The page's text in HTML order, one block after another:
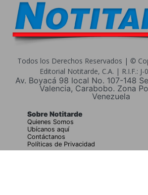
Todos los Derechos Reservados | ©
Editorial Notitarde, C.A. | R.I.F.: J-
Av. Boyacá 98 local No. 107-148
Valencia, Carabobo. Zona
Venezuela
Sobre Notitarde
Quienes Somos
Ubícanos aquí
Contáctanos
Políticas de Privacidad